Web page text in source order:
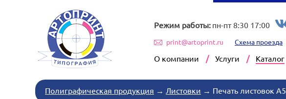
Режим работы: пн-пт 8:30 17:00
print@artoprint.ru Схема проезда
О компании Услуги Каталог
Полиграфическая продукция → Листовки → Печать листовок А5